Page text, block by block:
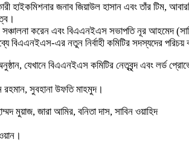
হাইকমিশনার জনাব জিয়াউল হাসান এবং তাঁর টিম,
করেন এবং বিএএনইএস সভাপতি নূর আহমেদ
এর নতুন নির্বাহী কমিটির সদস্যদের
যেখানে বিএএনইএস কমিটির নেতৃবৃন্দ এবং লর্ড
সুবহানা উফতি মাহমুদ।
মুয়াজ, জারা আমির, বনিতা দাস, সাবিন ওয়াহিদ